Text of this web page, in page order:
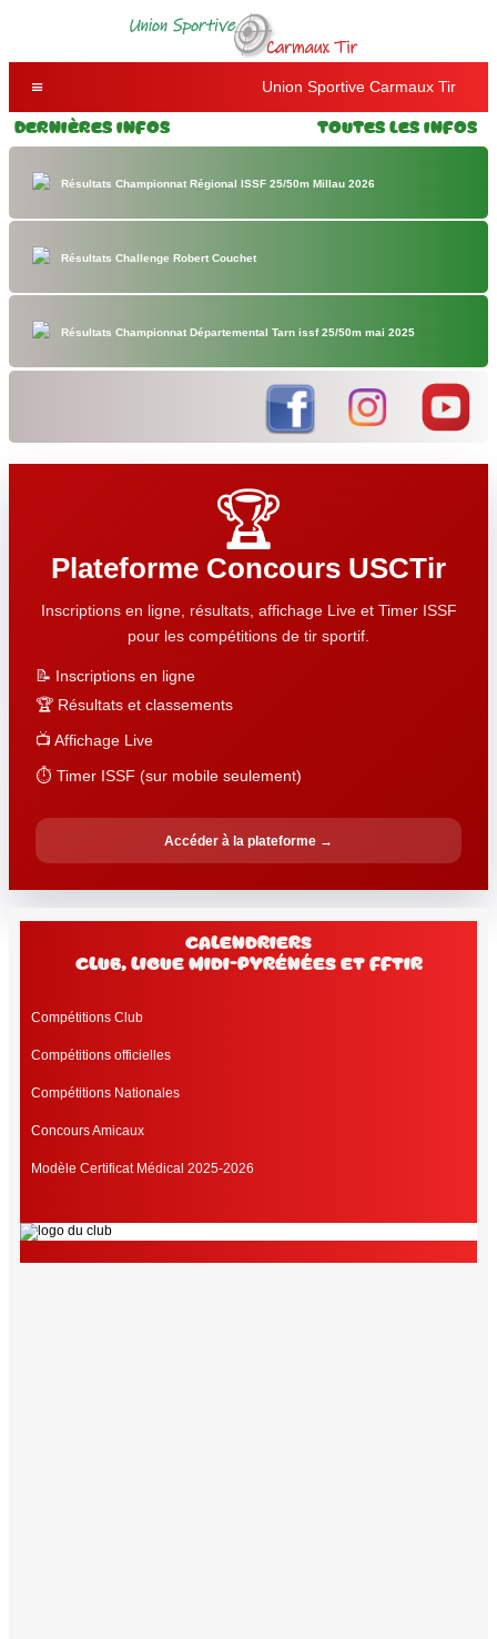
Union Sportive Carmaux Tir
Dernières Infos Toutes les Infos
Résultats Championnat Régional ISSF 25/50m Millau 2026
Résultats Challenge Robert Couchet
Résultats Championnat Départemental Tarn issf 25/50m mai 2025
🏆
Plateforme Concours USCTir
Inscriptions en ligne, résultats, affichage Live et Timer ISSF
pour les compétitions de tir sportif.
📝 Inscriptions en ligne
🏆 Résultats et classements
📺 Affichage Live
⏱️ Timer ISSF (sur mobile seulement)
Accéder à la plateforme →
Calendriers
club, Ligue Midi-Pyrénées et FFtir
Compétitions Club
Compétitions officielles
Compétitions Nationales
Concours Amicaux
Modèle Certificat Médical 2025-2026